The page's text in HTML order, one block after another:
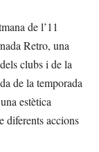
de l’11
Retro, una
clubs i de la
de la temporada
estètica
diferents accions